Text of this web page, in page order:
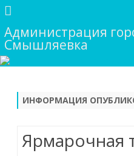
Администрация
Смышляевка
ИНФОРМАЦИЯ
Ярмарочная